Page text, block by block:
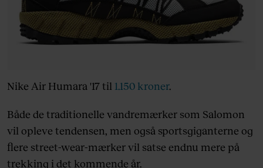
Nike Air Humara '17 til 1.150 kroner.
Både de traditionelle vandremærker som Salomon
vil opleve tendensen, men også sportsgiganterne og
flere street-wear-mærker vil satse endnu mere på
trekking i det kommende år.